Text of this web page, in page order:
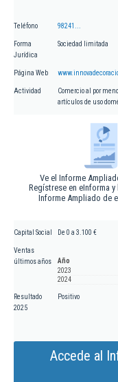
Teléfono 98241...
Forma
Jurídica
Sociedad limitada
Página Web
Actividad
Comercio al por
artículos de uso
Ve el Informe
Regístrese en eInforma y
Informe Ampliado de
Capital Social De 0 a 3.100 €
Ventas
últimos años
Año
2023
2024
Resultado
2025
Positivo
Accede al